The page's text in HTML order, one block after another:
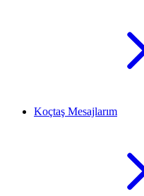
Koçtaş Mesajlarım